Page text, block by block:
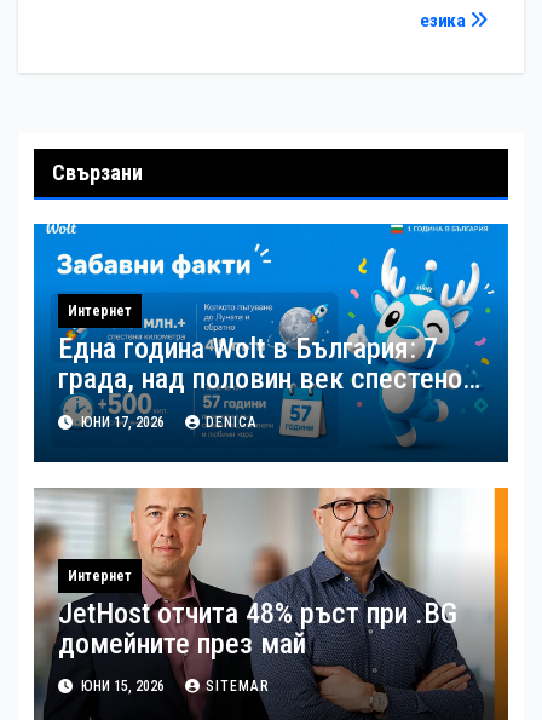
езика
Свързани
Интернет
Една година Wolt в България: 7
града, над половин век спестено
време и нов ритъм на удобството
ЮНИ 17, 2026 DENICA
Интернет
JetHost отчита 48% ръст при .BG
домейните през май
ЮНИ 15, 2026 SITEMAR